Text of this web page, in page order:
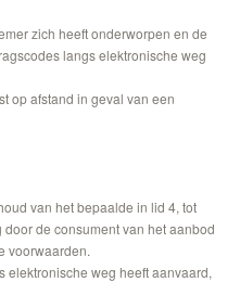
zich heeft onderworpen en de
langs elektronische weg
op afstand in geval van een
van het bepaalde in lid 4, tot
de consument van het aanbod
voorwaarden.
elektronische weg heeft aanvaard,